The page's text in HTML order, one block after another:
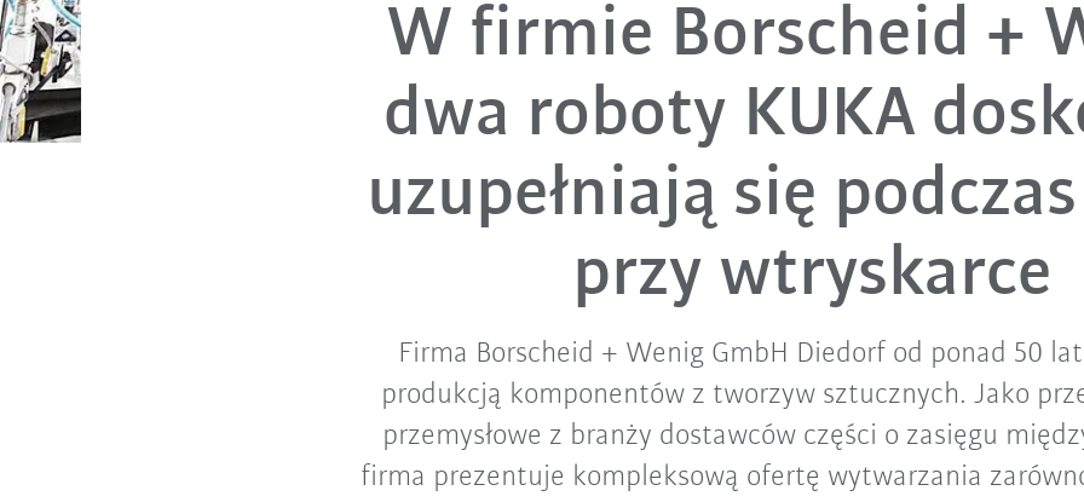
W firmie Borscheid +
dwa roboty KUKA
uzupełniają się
przy wtryskarce
Firma Borscheid + Wenig GmbH Diedorf od ponad 50
produkcją komponentów z tworzyw sztucznych. Jako
przemysłowe z branży dostawców części o zasięgu
firma prezentuje kompleksową ofertę wytwarzania